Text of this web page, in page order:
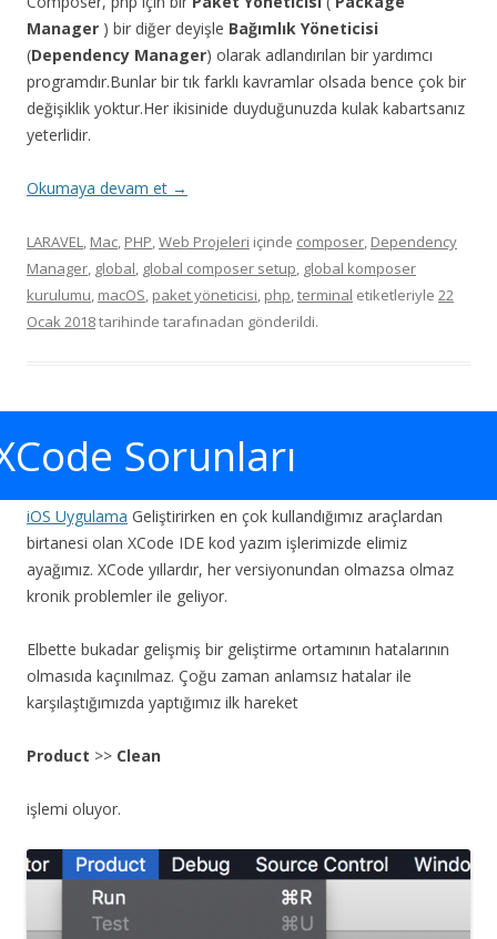
Manager ) bir diğer deyişle Bağımlık Yöneticisi
(Dependency Manager) olarak adlandırılan bir yardımcı
programdır.Bunlar bir tık farklı kavramlar olsada bence çok bir
değişiklik yoktur.Her ikisinide duyduğunuzda kulak kabartsanız
yeterlidir.
Okumaya devam et →
LARAVEL, Mac, PHP,Web Projeleri içinde composer, Dependency
Manager, global, global composer setup, global komposer
kurulumu, macOS, paket yöneticisi, php,terminal etiketleriyle 22
Ocak 2018tarihinde tarafınadan gönderildi.
Sorunları
iOS Uygulama Geliştirirken en çok kullandığımız araçlardan
birtanesi olan XCode IDE kod yazım işlerimizde elimiz
ayağımız. XCode yıllardır, her versiyonundan olmazsa olmaz
kronik problemler ile geliyor.
Elbette bukadar gelişmiş bir geliştirme ortamının hatalarının
olmasıda kaçınılmaz. Çoğu zaman anlamsız hatalar ile
karşılaştığımızda yaptığımız ilk hareket
Product >> Clean
işlemi oluyor.